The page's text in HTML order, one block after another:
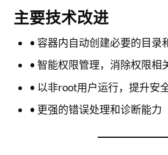
主要技术改进
• 容器内自动创建必要的目录
• 智能权限管理，消除权限相
• 以非root用户运行，提升安
• 更强的错误处理和诊断能力